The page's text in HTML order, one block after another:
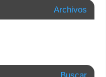
Archivos
Buscar